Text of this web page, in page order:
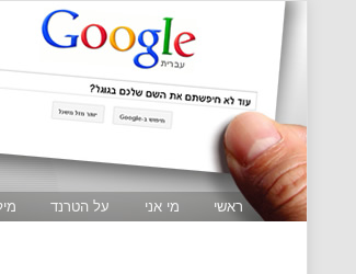
ראשי מי אני על הטרנד